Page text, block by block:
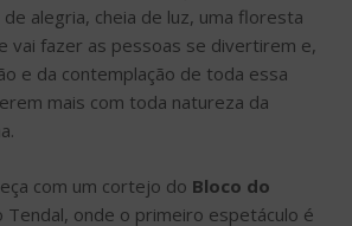
alegria, cheia de luz, uma floresta
vai fazer as pessoas se divertirem e,
e da contemplação de toda essa
mais com toda natureza da
com um cortejo do Bloco do
Tendal, onde o primeiro espetáculo é